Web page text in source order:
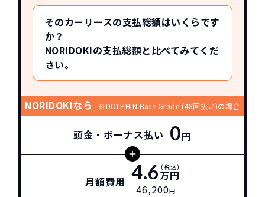
そのカーリースの支払総額はいくらです
か？
NORIDOKIの支払総額と比べてみてくだ
さい。
NORIDOKIなら ※DOLPHIN Base Grade (48回払い)の場合
頭金・ボーナス払い 0円
月額費用 4.6万円
(税込)
46,200円